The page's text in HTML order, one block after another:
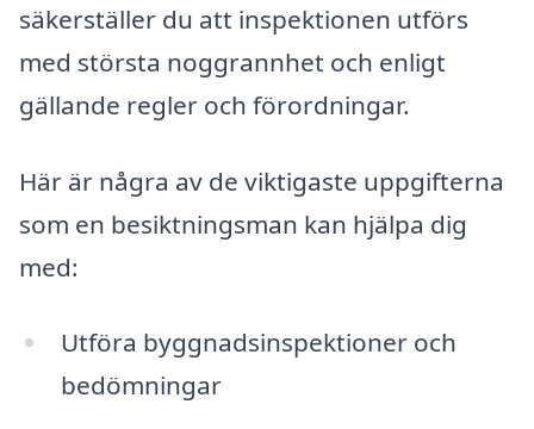
säkerställer du att inspektionen utförs
med största noggrannhet och enligt
gällande regler och förordningar.
Här är några av de viktigaste uppgifterna
som en besiktningsman kan hjälpa dig
med:
Utföra byggnadsinspektioner och
bedömningar